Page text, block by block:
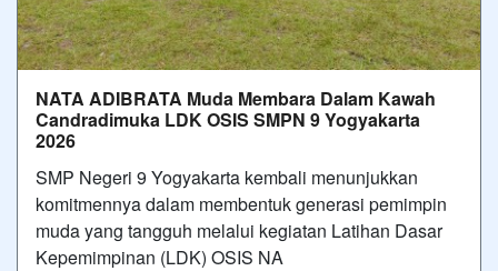
NATA ADIBRATA Muda Membara Dalam Kawah
Candradimuka LDK OSIS SMPN 9 Yogyakarta
2026
SMP Negeri 9 Yogyakarta kembali menunjukkan
komitmennya dalam membentuk generasi pemimpin
muda yang tangguh melalui kegiatan Latihan Dasar
Kepemimpinan (LDK) OSIS NA